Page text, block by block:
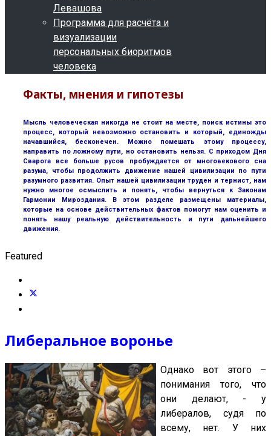
Левашова
Программа для расчёта и
визуализации
персональных биоритмов
человека
Факты, мнения и гипотезы
Мысль человеческая никогда не стоит на месте, поиск истины это
процесс, который невозможно остановить и который, единожды
начавшийся, бесконечен. Можно помешать этому процессу,
направить по ложному пути, но остановить нельзя. С приходом Дня
Сварога все больше русов пробуждается от многовекового сна
разума, чтобы продолжить движение нашей цивилизации по пути
разумного развития. Опыт нашей цивилизации труден и тернист, нам
нужно многое осмыслить и понять, чтобы вернуться к Законам
Гармонии Мироздания. В этом разделе размещены материалы,
которые на основе действительных фактов помогут нам оценить и
понять нашу реальную действительность и пути дальнейшего
движения.
Featured
Либеральное воронье
Однако вот этого –
понимания того, что
они делают, - у
либералов, судя по
всему, нет. У них